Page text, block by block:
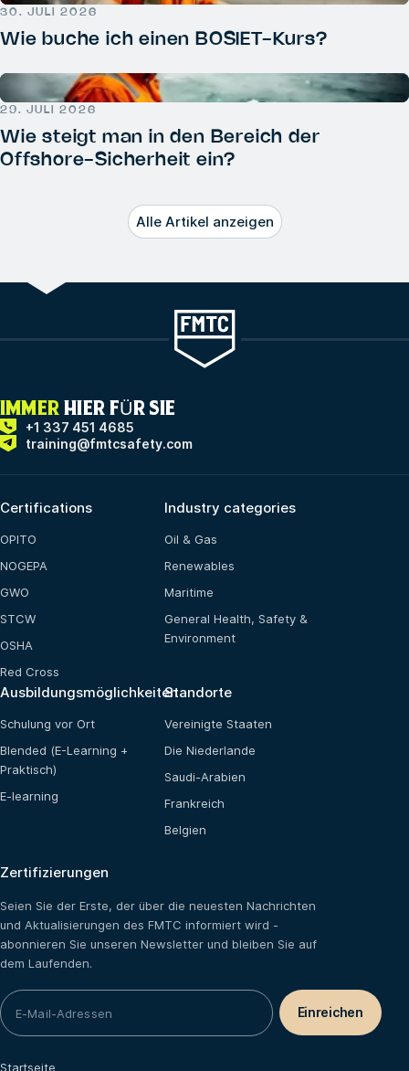
30. JULI 2026
Wie buche ich einen BOSIET-Kurs?
29. JULI 2026
Wie steigt man in den Bereich der
Offshore-Sicherheit ein?
Alle Artikel anzeigen
IMMER HIER FÜR SIE
+1 337 451 4685
training@fmtcsafety.com
Certifications
OPITO
NOGEPA
GWO
STCW
OSHA
Red Cross
Industry categories
Oil & Gas
Renewables
Maritime
General Health, Safety &
Environment
Ausbildungsmöglichkeiten
Schulung vor Ort
Blended (E-Learning +
Praktisch)
E-learning
Standorte
Vereinigte Staaten
Die Niederlande
Saudi-Arabien
Frankreich
Belgien
Zertifizierungen
Seien Sie der Erste, der über die neuesten Nachrichten
und Aktualisierungen des FMTC informiert wird -
abonnieren Sie unseren Newsletter und bleiben Sie auf
dem Laufenden.
Startseite